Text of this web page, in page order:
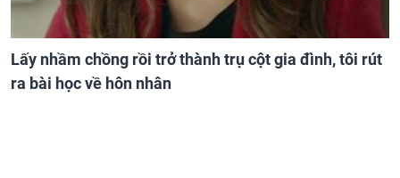
Lấy nhầm chồng rồi trở thành trụ cột gia đình, tôi rút
ra bài học về hôn nhân